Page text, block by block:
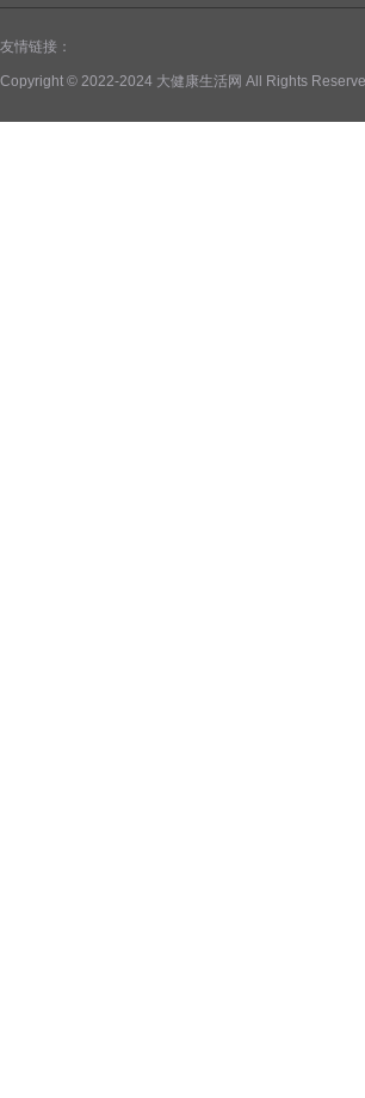
友情链接：
Copyright © 2022-2024 大健康生活网 All Rights